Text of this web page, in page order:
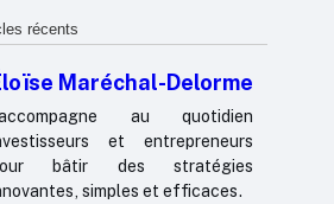
récents
Maréchal-Delorme
au quotidien
et entrepreneurs
bâtir des stratégies
simples et efficaces.